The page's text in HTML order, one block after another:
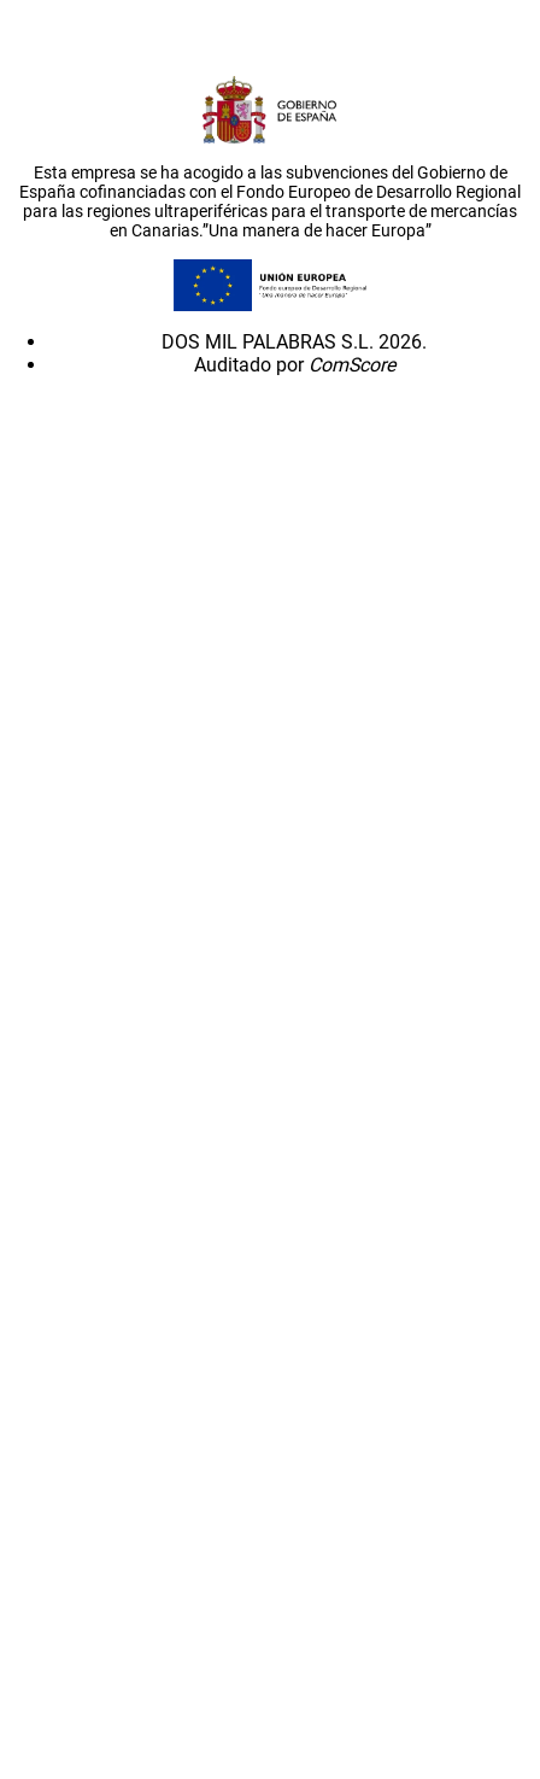
Esta empresa se ha acogido a las subvenciones del Gobierno de
España cofinanciadas con el Fondo Europeo de Desarrollo Regional
para las regiones ultraperiféricas para el transporte de mercancías
en Canarias.”Una manera de hacer Europa”
DOS MIL PALABRAS S.L. 2026.
Auditado por ComScore